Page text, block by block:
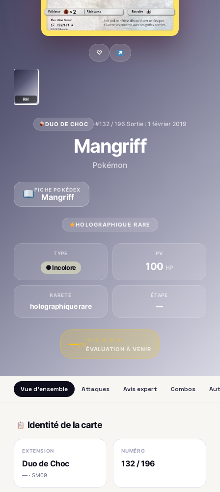
♡
RH
DUO DE CHOC ·#132 / 196·Sortie : 1 février 2019
Mangriff
Pokémon
FICHE POKÉDEX
Mangriff
HOLOGRAPHIQUE RARE
TYPE
● Incolore
PV
100 HP
RARETÉ
holographique rare
ÉTAPE
—
—/10
★ ★ ★ ★ ★
ÉVALUATION À VENIR
Vue d'ensemble Attaques Avis expert Combos
Identité de la carte
EXTENSION
Duo de Choc
— · SM09
NUMÉRO
132 / 196